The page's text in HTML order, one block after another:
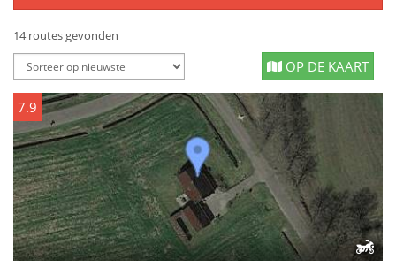
14 routes gevonden
OP DE KAART
7.9